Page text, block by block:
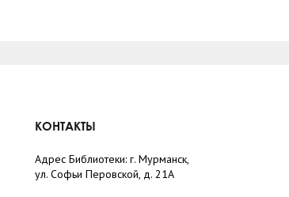
КОНТАКТЫ
Адрес Библиотеки: г. Мурманск,
ул. Софьи Перовской, д. 21А